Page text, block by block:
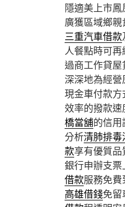
隱適美上市
廣獲區域鄉
三重汽車借款
人餐點時可
過商工作貸
深深地為經營
現金車付款
效率的撥款
橋當舖的信
分析清肺排毒
款享有優質
銀行申辦支
借款服務免
高雄借錢免